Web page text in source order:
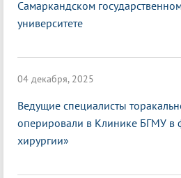
Самаркандском
университете
04 декабря, 2025
Ведущие специалисты
оперировали в Клинике БГМУ в
хирургии»